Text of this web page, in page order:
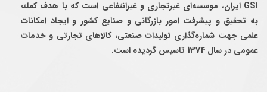
GS1 ایران، موسسه‌ای غيرتجاری و غيرانتفاعی است كه با هدف كمك
به تحقيق و پيشرفت امور بازرگانی و صنايع كشور و ايجاد امكانات
علمی جهت شماره‌گذاری توليدات صنعتی، كالاهای تجارتی و خدمات
عمومی در سال 1374 تاسيس گرديده است.